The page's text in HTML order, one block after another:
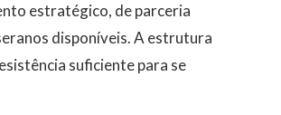
estratégico, de parceria
disponíveis. A estrutura
suficiente para se